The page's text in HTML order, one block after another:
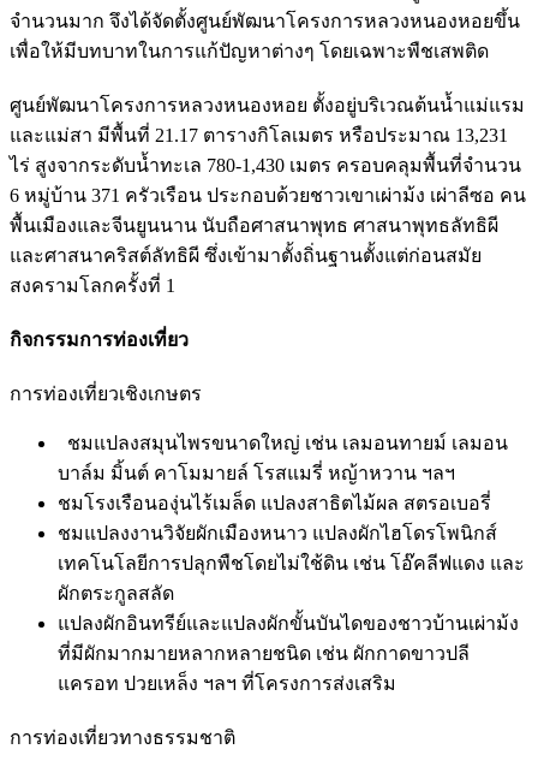
จำนวนมาก จึงได้จัดตั้งศูนย์พัฒนาโครงการหลวงหนองหอยขึ้น
เพื่อให้มีบทบาทในการแก้ปัญหาต่างๆ โดยเฉพาะพืชเสพติด
ศูนย์พัฒนาโครงการหลวงหนองหอย ตั้งอยู่บริเวณต้นน้ำแม่แรม
และแม่สา มีพื้นที่ 21.17 ตารางกิโลเมตร หรือประมาณ 13,231
ไร่ สูงจากระดับน้ำทะเล 780-1,430 เมตร ครอบคลุมพื้นที่จำนวน
6 หมู่บ้าน 371 ครัวเรือน ประกอบด้วยชาวเขาเผ่าม้ง เผ่าลีซอ คน
พื้นเมืองและจีนยูนนาน นับถือศาสนาพุทธ ศาสนาพุทธลัทธิผี
และศาสนาคริสต์ลัทธิผี ซึ่งเข้ามาตั้งถิ่นฐานตั้งแต่ก่อนสมัย
สงครามโลกครั้งที่ 1
กิจกรรมการท่องเที่ยว
การท่องเที่ยวเชิงเกษตร
ชมแปลงสมุนไพรขนาดใหญ่ เช่น เลมอนทายม์ เลมอน
บาล์ม มิ้นต์ คาโมมายล์ โรสแมรี่ หญ้าหวาน ฯลฯ
ชมโรงเรือนองุ่นไร้เมล็ด แปลงสาธิตไม้ผล สตรอเบอรี่
ชมแปลงงานวิจัยผักเมืองหนาว แปลงผักไฮโดรโพนิกส์
เทคโนโลยีการปลุกพืชโดยไม่ใช้ดิน เช่น โอ๊คลีฟแดง และ
ผักตระกูลสลัด
แปลงผักอินทรีย์และแปลงผักขั้นบันไดของชาวบ้านเผ่าม้ง
ที่มีผักมากมายหลากหลายชนิด เช่น ผักกาดขาวปลี
แครอท ปวยเหล็ง ฯลฯ ที่โครงการส่งเสริม
การท่องเที่ยวทางธรรมชาติ